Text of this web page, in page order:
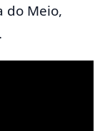
do Meio,